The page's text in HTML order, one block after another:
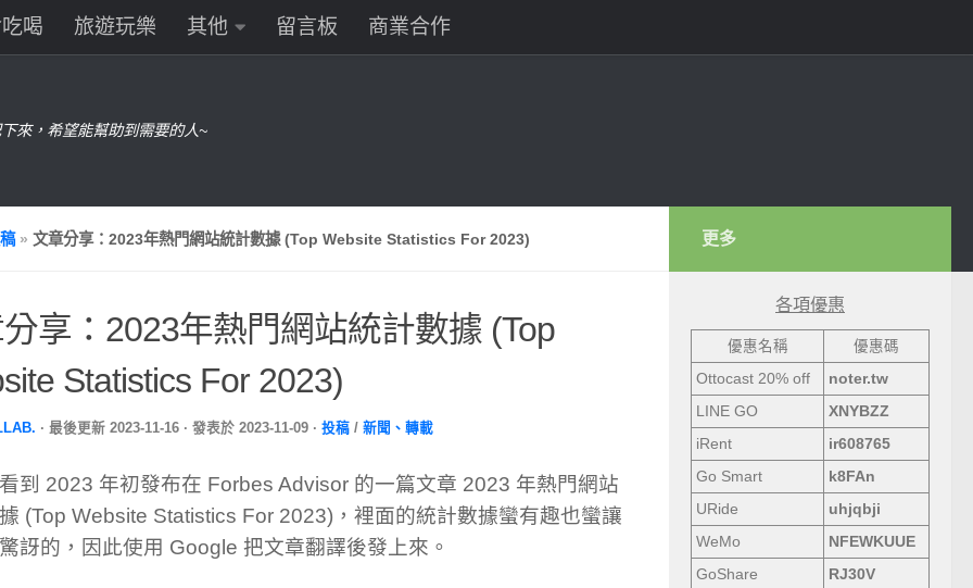
喝 旅遊玩樂 其他 留言板 商業合作
來，希望能幫助到需要的人~
» 文章分享：2023年熱門網站統計數據 (Top Website Statistics For 2023)
享：2023年熱門網站統計數據 (Top
Statistics For 2023)
· 最後更新 2023-11-16 · 發表於 2023-11-09 · 投稿 / 新聞、轉載
到 2023 年初發布在 Forbes Advisor 的一篇文章 2023 年熱門網站
(Top Website Statistics For 2023)，裡面的統計數據蠻有趣也蠻讓
訝的，因此使用 Google 把文章翻譯後發上來。
更多
各項優惠
優惠名稱
優惠碼
Ottocast 20% off
noter.tw
LINE GO
XNYBZZ
iRent
ir608765
Go Smart
k8FAn
URide
uhjqbji
WeMo
NFEWKUUE
GoShare
RJ30V